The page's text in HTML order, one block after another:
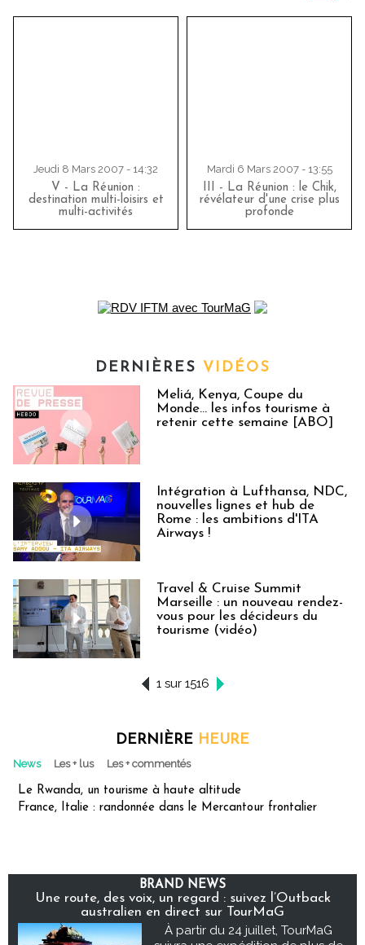
Jeudi 8 Mars 2007 - 14:32
V - La Réunion :
destination multi-loisirs et
multi-activités
Mardi 6 Mars 2007 - 13:55
III - La Réunion : le Chik,
révélateur d'une crise plus
profonde
DERNIÈRES VIDÉOS
Meliá, Kenya, Coupe du
Monde… les infos tourisme à
retenir cette semaine [ABO]
Intégration à Lufthansa, NDC,
nouvelles lignes et hub de
Rome : les ambitions d'ITA
Airways !
Travel & Cruise Summit
Marseille : un nouveau rendez-
vous pour les décideurs du
tourisme (vidéo)
1 sur 1516
DERNIÈRE HEURE
News Les + lus Les + commentés
Le Rwanda, un tourisme à haute altitude
France, Italie : randonnée dans le Mercantour frontalier
BRAND NEWS
Une route, des voix, un regard : suivez l’Outback
australien en direct sur TourMaG
À partir du 24 juillet, TourMaG